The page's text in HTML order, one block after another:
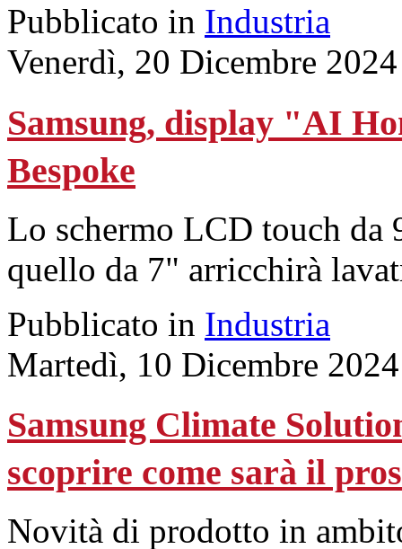
Pubblicato in Industria
Venerdì, 20 Dicembre
Samsung, display "AI
Bespoke
Lo schermo LCD touch
quello da 7" arricchirà
Pubblicato in Industria
Martedì, 10 Dicembre
Samsung Climate
scoprire come sarà il
Novità di prodotto in